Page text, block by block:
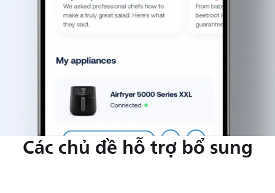
Các chủ đề hỗ trợ bổ sung